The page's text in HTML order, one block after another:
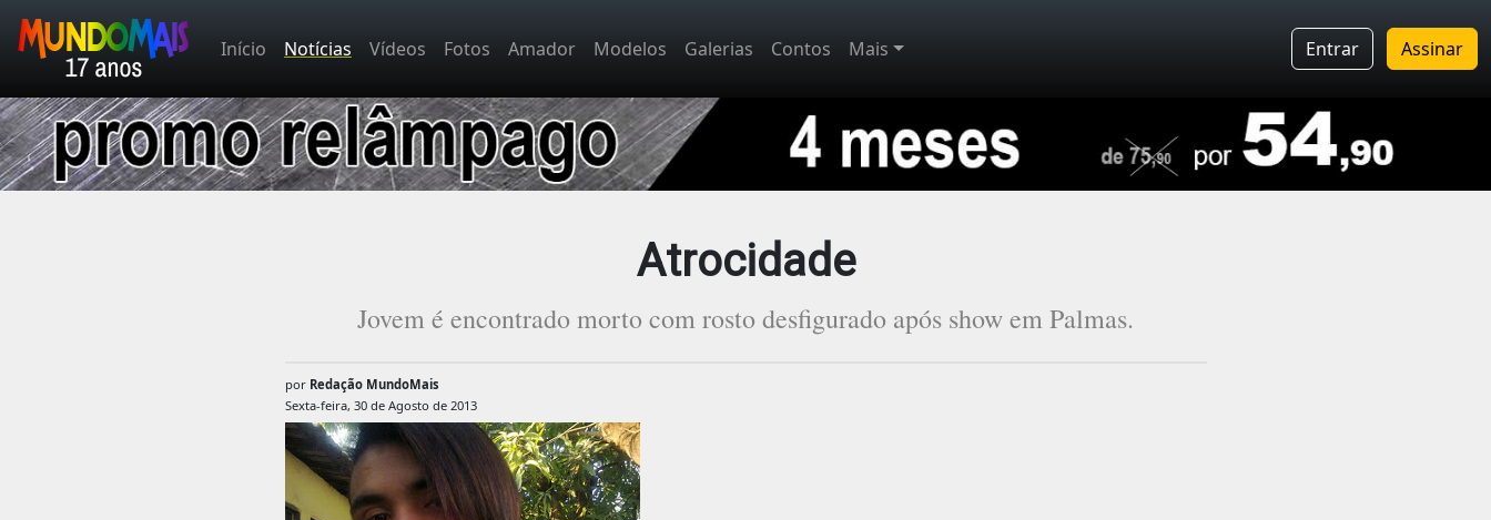
Início Notícias Vídeos Fotos Amador Modelos Galerias Contos Mais Entrar Assinar
Atrocidade
Jovem é encontrado morto com rosto desfigurado após show em Palmas.
por Redação MundoMais
Sexta-feira, 30 de Agosto de 2013